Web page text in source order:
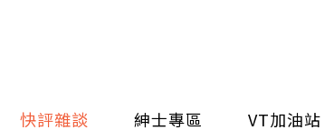
快評雜談 紳士專區 VT加油站